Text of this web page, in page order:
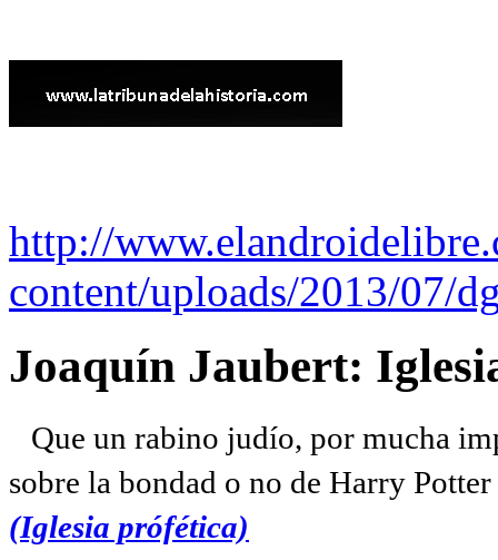
http://
content/uploads/2013/07/
Joaquín Jaubert:
Que un rabino judío, por mucha
sobre la bondad o no de Harry
(Iglesia prófética)